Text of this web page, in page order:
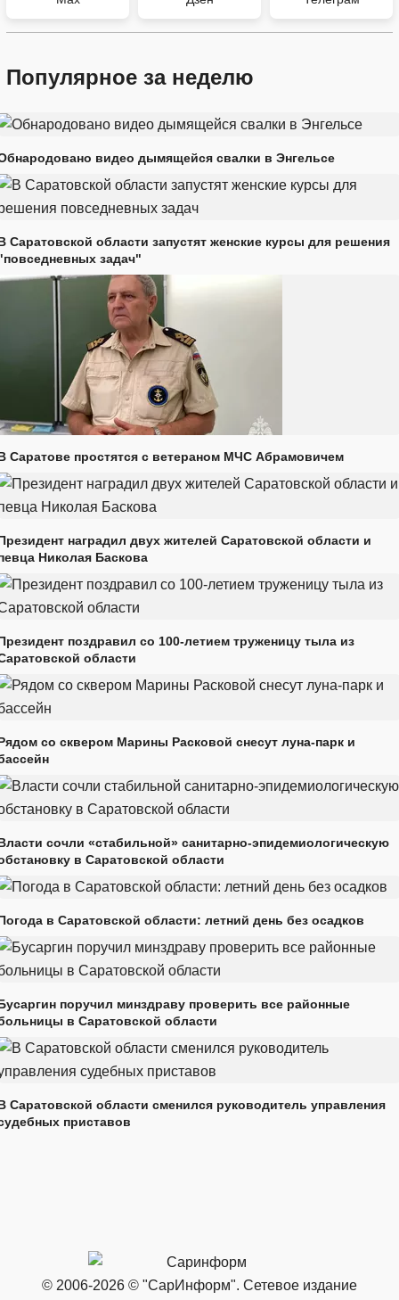
Популярное за неделю
видео дымящейся свалки в Энгельсе
Саратовской области запустят женские курсы для решения
задач"
Саратове простятся с ветераном МЧС Абрамовичем
наградил двух жителей Саратовской области и
Николая Баскова
поздравил со 100-летием труженицу тыла из
области
со сквером Марины Расковой снесут луна-парк и
сочли «стабильной» санитарно-эпидемиологическую
в Саратовской области
в Саратовской области: летний день без осадков
поручил минздраву проверить все районные
в Саратовской области
Саратовской области сменился руководитель управления
приставов
© 2006-2026 © "СарИнформ". Сетевое издание